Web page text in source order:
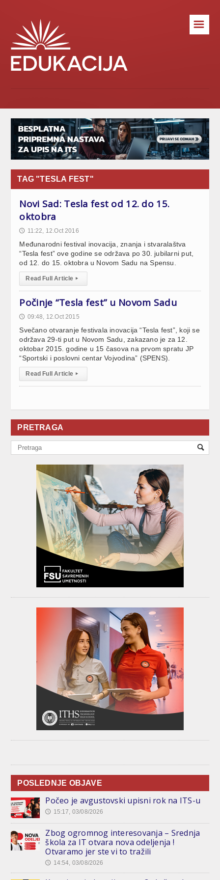
☰
TAG "TESLA FEST"
Novi Sad: Tesla fest od 12. do 15.
oktobra
🕔 11:22, 12.Oct 2016
Međunarodni festival inovacija, znanja i stvaralaštva
“Tesla fest” ove godine se održava po 30. jubilarni put,
od 12. do 15. oktobra u Novom Sadu na Spensu.
Read Full Article ▸
Počinje “Tesla fest” u Novom Sadu
🕔 09:48, 12.Oct 2015
Svečano otvaranje festivala inovacija “Tesla fest”, koji se
održava 29-ti put u Novom Sadu, zakazano je za 12.
oktobar 2015. godine u 15 časova na prvom spratu JP
“Sportski i poslovni centar Vojvodina” (SPENS).
Read Full Article ▸
PRETRAGA
POSLEDNJE OBJAVE
Počeo je avgustovski upisni rok na ITS-u
🕔 15:17, 03/08/2026
Zbog ogromnog interesovanja – Srednja
škola za IT otvara nova odeljenja !
Otvaramo jer ste vi to tražili
🕔 14:54, 03/08/2026